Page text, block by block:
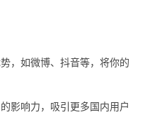
如微博、抖音等，将你的
响力，吸引更多国内用户